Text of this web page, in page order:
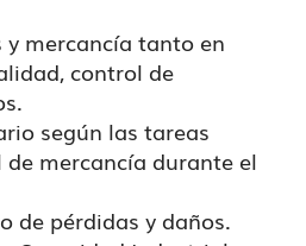
mercancía tanto en
control de
según las tareas
mercancía durante el
de pérdidas y daños.